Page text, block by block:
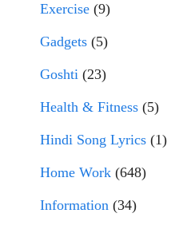
Exercise (9)
Gadgets (5)
Goshti (23)
Health & Fitness (5)
Hindi Song Lyrics (1)
Home Work (648)
Information (34)